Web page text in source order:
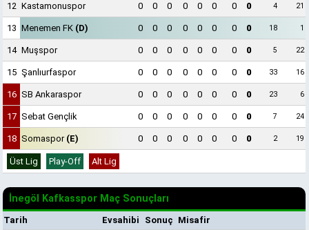
12 Kastamonuspor 0 0 0 0 0 0 0 0 4 21
13 Menemen FK (D) 0 0 0 0 0 0 0 0 18 1
14 Muşspor 0 0 0 0 0 0 0 0 5 22
15 Şanlıurfaspor 0 0 0 0 0 0 0 0 33 16
16 SB Ankaraspor 0 0 0 0 0 0 0 0 23 6
17 Sebat Gençlik 0 0 0 0 0 0 0 0 7 24
18 Somaspor (E) 0 0 0 0 0 0 0 0 2 19
Üst Lig Play-Off Alt Lig
İnegöl Kafkasspor Maç Sonuçları
Tarih Evsahibi Sonuç Misafir